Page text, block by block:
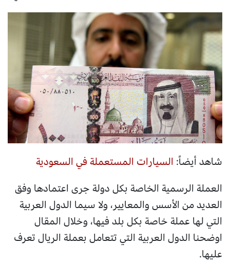
شاهد أيضاً: السيارات المستعملة في السعودية
العملة الرسمية الخاصة بكل دولة جرى اعتمادها وفق
العديد من الأسس والمعايير، ولا سيما الدول العربية
التي لها عملة خاصة بكل بلد فيها، وخلال المقال
اوضحنا الدول العربية التي تتعامل بعملة الريال تعرف
عليها.